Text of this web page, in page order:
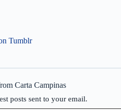
Tumblr
Carta Campinas
posts sent to your email.